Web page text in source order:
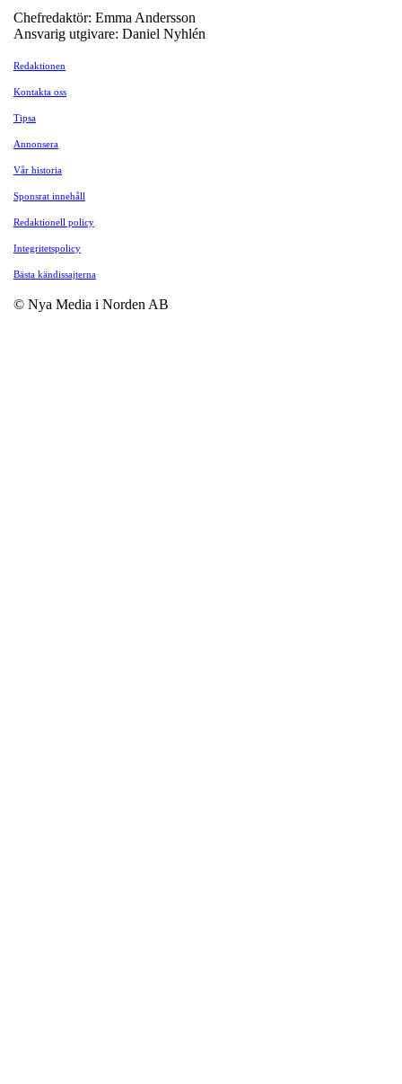
Chefredaktör: Emma Andersson
Ansvarig utgivare: Daniel Nyhlén
Redaktionen
Kontakta oss
Tipsa
Annonsera
Vår historia
Sponsrat innehåll
Redaktionell policy
Integritetspolicy
Bästa kändissajterna
© Nya Media i Norden AB